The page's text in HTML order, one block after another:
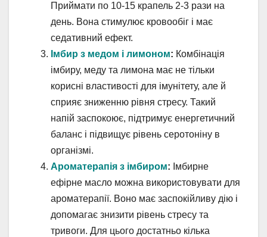
Приймати по 10-15 крапель 2-3 рази на
день. Вона стимулює кровообіг і має
седативний ефект.
Імбир з медом і лимоном: Комбінація
імбиру, меду та лимона має не тільки
корисні властивості для імунітету, але й
сприяє зниженню рівня стресу. Такий
напій заспокоює, підтримує енергетичний
баланс і підвищує рівень серотоніну в
організмі.
Ароматерапія з імбиром: Імбирне
ефірне масло можна використовувати для
ароматерапії. Воно має заспокійливу дію і
допомагає знизити рівень стресу та
тривоги. Для цього достатньо кілька